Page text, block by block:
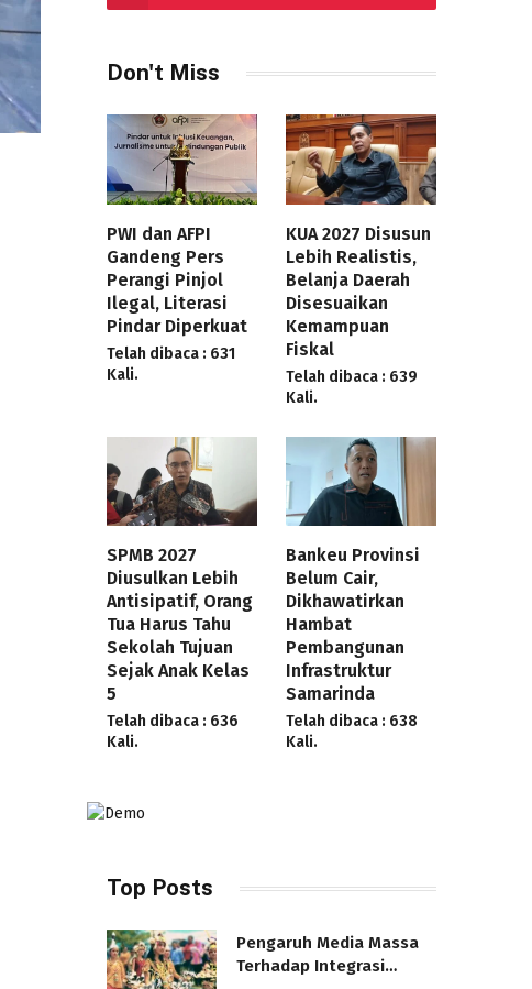
Don't Miss
PWI dan AFPI
Gandeng Pers
Perangi Pinjol
Ilegal, Literasi
Pindar Diperkuat
Telah dibaca : 631
Kali.
KUA 2027 Disusun
Lebih Realistis,
Belanja Daerah
Disesuaikan
Kemampuan
Fiskal
Telah dibaca : 639
Kali.
SPMB 2027
Diusulkan Lebih
Antisipatif, Orang
Tua Harus Tahu
Sekolah Tujuan
Sejak Anak Kelas
5
Telah dibaca : 636
Kali.
Bankeu Provinsi
Belum Cair,
Dikhawatirkan
Hambat
Pembangunan
Infrastruktur
Samarinda
Telah dibaca : 638
Kali.
Top Posts
Pengaruh Media Massa
Terhadap Integrasi